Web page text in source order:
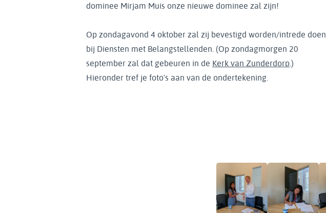
dominee Mirjam Muis onze nieuwe dominee zal zijn!
Op zondagavond 4 oktober zal zij bevestigd worden/intrede doen
bij Diensten met Belangstellenden. (Op zondagmorgen 20
september zal dat gebeuren in de Kerk van Zunderdorp.)
Hieronder tref je foto's aan van de ondertekening.